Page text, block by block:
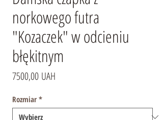
norkowego futra
"Kozaczek" w odcieniu
błękitnym
7500,00 UAH
Rozmiar *